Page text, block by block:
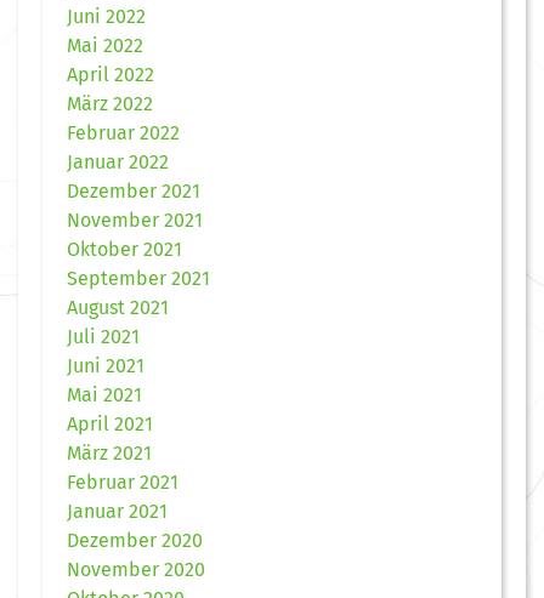
Juni 2022
Mai 2022
April 2022
März 2022
Februar 2022
Januar 2022
Dezember 2021
November 2021
Oktober 2021
September 2021
August 2021
Juli 2021
Juni 2021
Mai 2021
April 2021
März 2021
Februar 2021
Januar 2021
Dezember 2020
November 2020